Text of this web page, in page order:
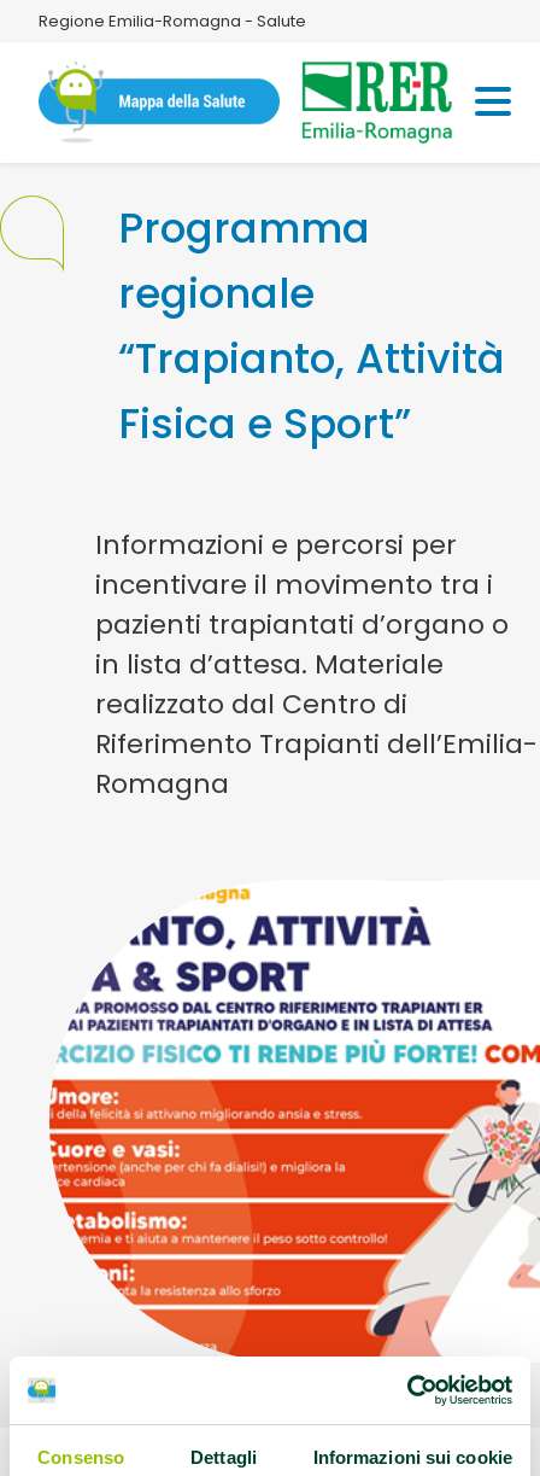
Consenso Dettagli Informazioni sui cookie
Regione Emilia-Romagna - Salute
Programma
regionale
“Trapianto, Attività
Fisica e Sport”
Informazioni e percorsi per
incentivare il movimento tra i
pazienti trapiantati d’organo o
in lista d’attesa. Materiale
realizzato dal Centro di
Riferimento Trapianti dell’Emilia-
Romagna